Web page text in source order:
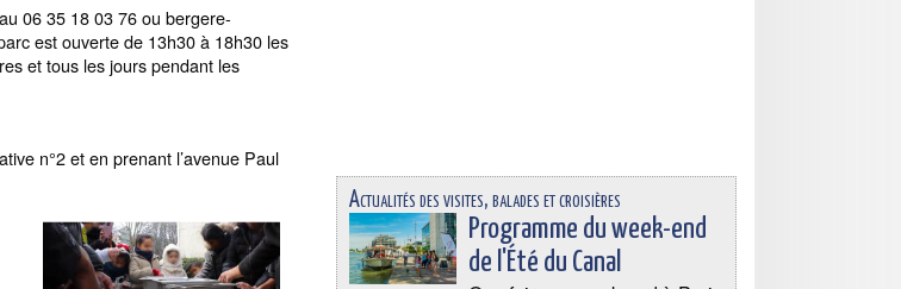
06 35 18 03 76 ou bergere-
est ouverte de 13h30 à 18h30 les
et tous les jours pendant les
n°2 et en prenant l’avenue Paul
Actualités des visites, balades et croisières
Programme du week-end
de l'Été du Canal